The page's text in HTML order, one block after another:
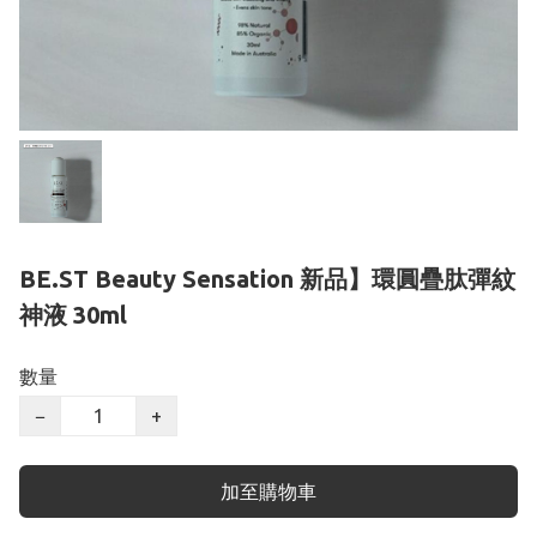
BE.ST Beauty Sensation 新品】環圓疊肽彈紋
神液 30ml
數量
−
+
加至購物車